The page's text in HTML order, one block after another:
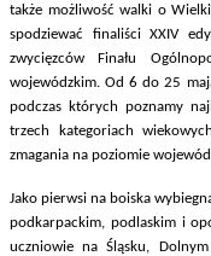
także możliwość walki o
spodziewać finaliści XXIV
zwycięzców Finału
wojewódzkim. Od 6 do 25
podczas których poznamy
trzech kategoriach
zmagania na poziomie
Jako pierwsi na boiska
podkarpackim, podlaskim i
uczniowie na Śląsku,